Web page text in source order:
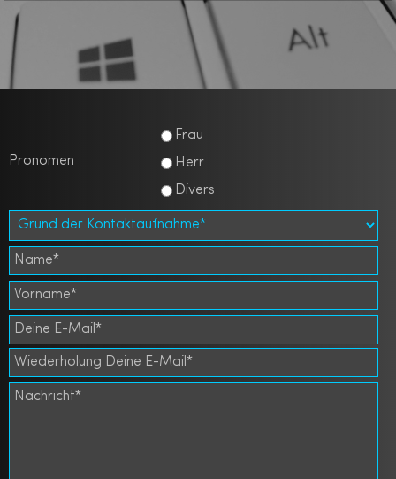
Pronomen
Frau
Herr
Divers